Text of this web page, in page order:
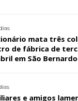
mata três
de fábrica de
em São Bernardo
e amigos